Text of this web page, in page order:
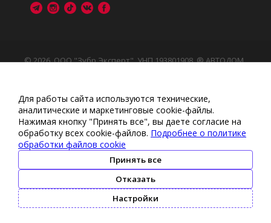
© 2026, ООО "Зубр Эксперт", УНП 193801908. ® АВТОДОМ
Обращаем Ваше внимание на то, что данный интернет-
сайт носит исключительно информационный характер
Любое использование либо копирование материалов
или подборки материалов сайта, элементов дизайна и
оформления запрещено
Политика обработки персональных данных
обработки файлов cookie•Политика видеонаблюдения
•Условия обработки персональных данных
Для работы сайта используются технические,
аналитические и маркетинговые сооkіе-файлы.
Нажимая кнопку "Принять все", вы даете согласие на
обработку всех cookie-файлов. Подробнее о политике
обработки файлов cookie
Принять все
Отказать
Настройки